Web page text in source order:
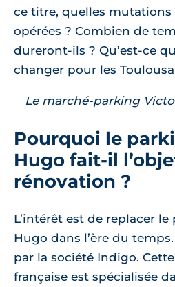
ce titre, quelles
opérées ? Combien de
dureront-ils ? Qu’est-ce
changer pour les
Le marché-parking
Pourquoi le
Hugo fait-il
rénovation ?
L’intérêt est de replacer
Hugo dans l’ère du
par la société Indigo.
française est spécialisée